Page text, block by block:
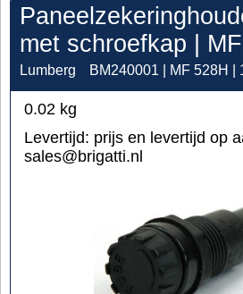
met schroefkap |
Lumberg BM240001 | MF 528H |
0.02 kg
Levertijd: prijs en levertijd op
sales@brigatti.nl